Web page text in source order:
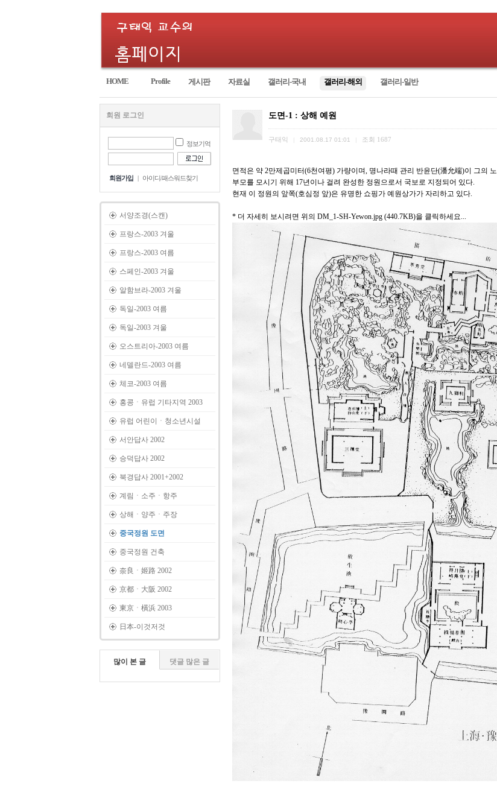
HOME Profile 게시판 자료실 갤러리-국내 갤러리-해외 갤러리-일반
회원 로그인
정보기억
회원가입 | 아이디/패스워드찾기
서양조경(스캔)
프랑스-2003 겨울
프랑스-2003 여름
스페인-2003 겨울
알함브라-2003 겨울
독일-2003 여름
독일-2003 겨울
오스트리아-2003 여름
네델란드-2003 여름
체코-2003 여름
홍콩ㆍ유럽 기타지역 2003
유럽 어린이ㆍ청소년시설
서안답사 2002
승덕답사 2002
북경답사 2001+2002
계림ㆍ소주ㆍ항주
상해ㆍ양주ㆍ주장
중국정원 도면
중국정원 건축
奈良ㆍ姬路 2002
京都ㆍ大阪 2002
東京ㆍ橫浜 2003
日本-이것저것
많이 본 글 댓글 많은 글
도면-1 : 상해 예원
구태익 2001.08.17 01:01 조회 1687
면적은 약 2만제곱미터(6천여평) 가량이며, 명나라때 관리 반윤단(潘允端)이 그의 노
부모를 모시기 위해 17년이나 걸려 완성한 정원으로서 국보로 지정되어 있다.
현재 이 정원의 앞쪽(호심정 앞)은 유명한 쇼핑가 예원상가가 자리하고 있다.
* 더 자세히 보시려면 위의 DM_1-SH-Yewon.jpg (440.7KB)을 클릭하세요...